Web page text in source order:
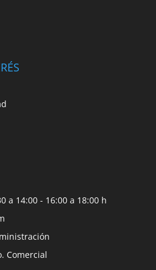
a 14:00 - 16:00 a 18:00 h
Comercial